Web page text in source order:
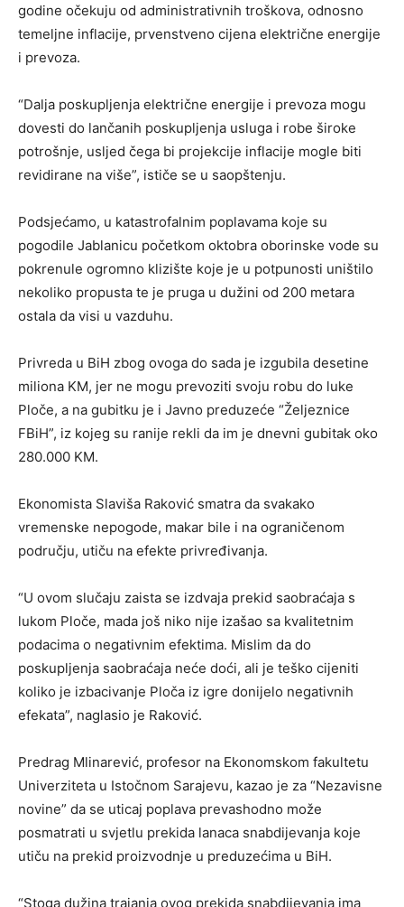
godine očekuju od administrativnih troškova, odnosno
temeljne inflacije, prvenstveno cijena električne energije
i prevoza.
“Dalja poskupljenja električne energije i prevoza mogu
dovesti do lančanih poskupljenja usluga i robe široke
potrošnje, usljed čega bi projekcije inflacije mogle biti
revidirane na više”, ističe se u saopštenju.
Podsjećamo, u katastrofalnim poplavama koje su
pogodile Jablanicu početkom oktobra oborinske vode su
pokrenule ogromno klizište koje je u potpunosti uništilo
nekoliko propusta te je pruga u dužini od 200 metara
ostala da visi u vazduhu.
Privreda u BiH zbog ovoga do sada je izgubila desetine
miliona KM, jer ne mogu prevoziti svoju robu do luke
Ploče, a na gubitku je i Javno preduzeće “Željeznice
FBiH”, iz kojeg su ranije rekli da im je dnevni gubitak oko
280.000 KM.
Ekonomista Slaviša Raković smatra da svakako
vremenske nepogode, makar bile i na ograničenom
području, utiču na efekte privređivanja.
“U ovom slučaju zaista se izdvaja prekid saobraćaja s
lukom Ploče, mada još niko nije izašao sa kvalitetnim
podacima o negativnim efektima. Mislim da do
poskupljenja saobraćaja neće doći, ali je teško cijeniti
koliko je izbacivanje Ploča iz igre donijelo negativnih
efekata”, naglasio je Raković.
Predrag Mlinarević, profesor na Ekonomskom fakultetu
Univerziteta u Istočnom Sarajevu, kazao je za “Nezavisne
novine” da se uticaj poplava prevashodno može
posmatrati u svjetlu prekida lanaca snabdijevanja koje
utiču na prekid proizvodnje u preduzećima u BiH.
“Stoga dužina trajanja ovog prekida snabdijevanja ima